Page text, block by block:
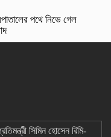
পথে নিভে গেল
সিমিন হোসেন রিমি-